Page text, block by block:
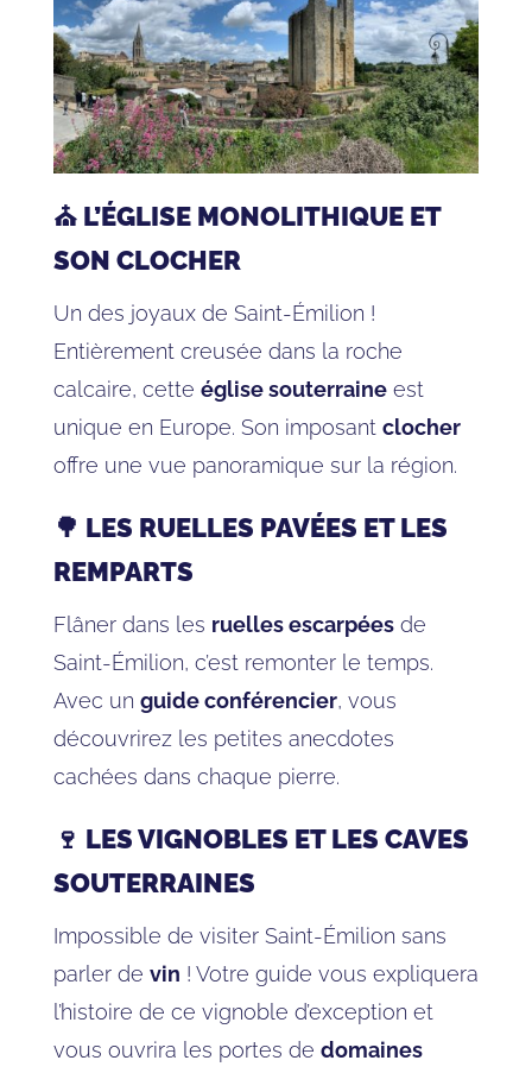
⛪ L’ÉGLISE MONOLITHIQUE ET
SON CLOCHER
Un des joyaux de Saint-Émilion !
Entièrement creusée dans la roche
calcaire, cette église souterraineest
unique en Europe. Son imposant clocher
offre une vue panoramique sur la région.
🌳 LES RUELLES PAVÉES ET LES
REMPARTS
Flâner dans les ruelles escarpéesde
Saint-Émilion, c’est remonter le temps.
Avec un guide conférencier, vous
découvrirez les petites anecdotes
cachées dans chaque pierre.
🍷 LES VIGNOBLES ET LES CAVES
SOUTERRAINES
Impossible de visiter Saint-Émilion sans
parler de vin ! Votre guide vous expliquera
l’histoire de ce vignoble d’exception et
vous ouvrira les portes de domaines